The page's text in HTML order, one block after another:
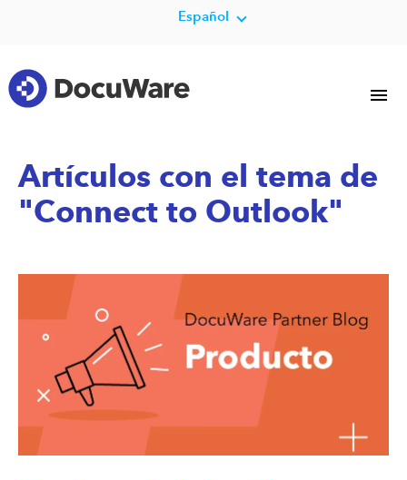
Español
Artículos con el tema de
"Connect to Outlook"